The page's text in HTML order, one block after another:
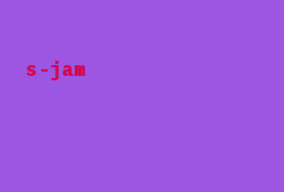
содержанию
s-jam